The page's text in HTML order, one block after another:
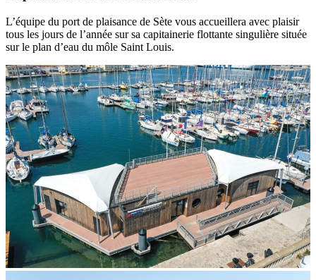
L’équipe du port de plaisance de Sète vous accueillera avec plaisir
tous les jours de l’année sur sa capitainerie flottante singulière située
sur le plan d’eau du môle Saint Louis.